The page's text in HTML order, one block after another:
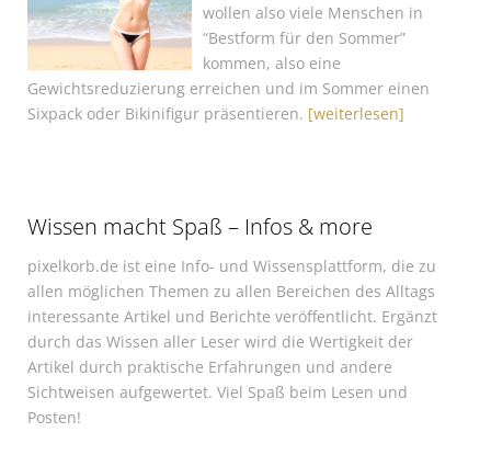
wollen also viele Menschen in
“Bestform für den Sommer”
kommen, also eine
Gewichtsreduzierung erreichen und im Sommer einen
Sixpack oder Bikinifigur präsentieren. [weiterlesen]
Wissen macht Spaß – Infos & more
pixelkorb.de ist eine Info- und Wissensplattform, die zu
allen möglichen Themen zu allen Bereichen des Alltags
interessante Artikel und Berichte veröffentlicht. Ergänzt
durch das Wissen aller Leser wird die Wertigkeit der
Artikel durch praktische Erfahrungen und andere
Sichtweisen aufgewertet. Viel Spaß beim Lesen und
Posten!